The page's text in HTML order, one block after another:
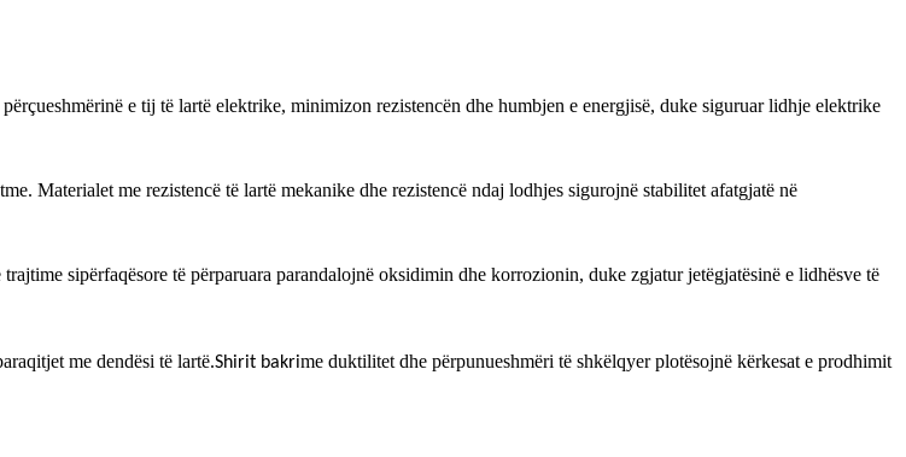
e tij të lartë elektrike, minimizon rezistencën dhe humbjen e energjisë, duke siguruar lidhje elektrike
Materialet me rezistencë të lartë mekanike dhe rezistencë ndaj lodhjes sigurojnë stabilitet afatgjatë në
trajtime sipërfaqësore të përparuara parandalojnë oksidimin dhe korrozionin, duke zgjatur jetëgjatësinë e lidhësve të
me dendësi të lartë.Shirit bakrime duktilitet dhe përpunueshmëri të shkëlqyer plotësojnë kërkesat e prodhimit